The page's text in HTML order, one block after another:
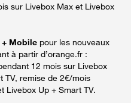
sur Livebox Max et Livebox
+ Mobile pour les nouveaux
à partir d’orange.fr :
12 mois sur Livebox
TV, remise de 2€/mois
Livebox Up + Smart TV.